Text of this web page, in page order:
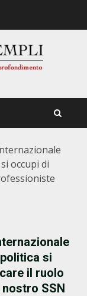
occupi di
si
il ruolo
SSN